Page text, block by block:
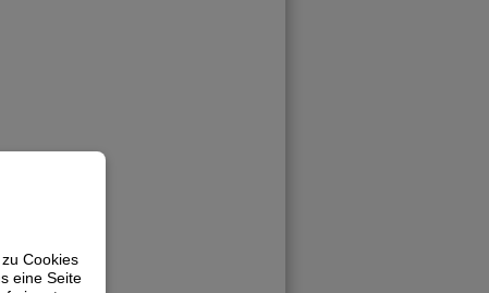
Cookies
eine Seite